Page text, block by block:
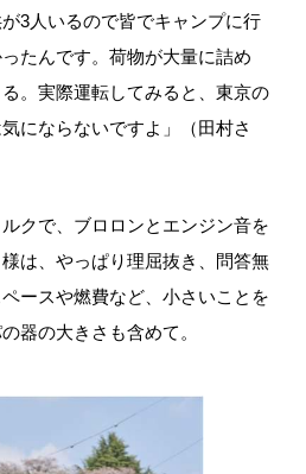
3人いるので皆でキャンプに行
たんです。荷物が大量に詰め
。実際運転してみると、東京の
にならないですよ」（田村さ
クで、ブロロンとエンジン音を
は、やっぱり理屈抜き、問答無
ースや燃費など、小さいことを
器の大きさも含めて。